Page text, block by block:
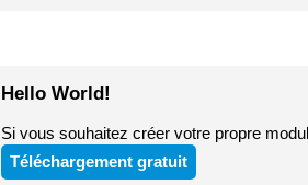
Hello World!
Si vous souhaitez créer votre propre
Téléchargement gratuit